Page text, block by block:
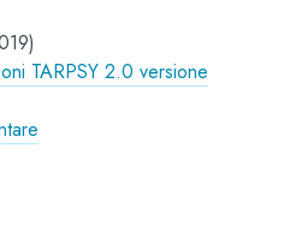
TARPSY 2.0 versione